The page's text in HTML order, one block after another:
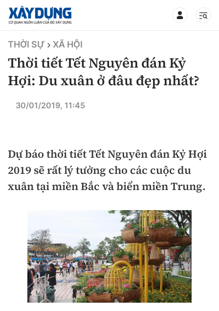
TIN BỘ XÂY DỰNG
Thời sự
Chuyện dọc đường
Cải chính
Xây dựng
Quy hoạch kiến trúc
Vật liệu xây dựng
Giám định chất lượng
Quản lý đô thị
Quản lý
Đường bộ
Hàng không
Kinh tế
Thị trường
Tài chính
Pháp luật
Thanh tra
An toàn giao thông
THỜI SỰ XÃ HỘI
Thời tiết Tết Nguyên đán Kỷ
Hợi: Du xuân ở đâu đẹp nhất?
30/01/2019, 11:45
Dự báo thời tiết Tết Nguyên đán Kỷ Hợi
2019 sẽ rất lý tưởng cho các cuộc du
xuân tại miền Bắc và biển miền Trung.